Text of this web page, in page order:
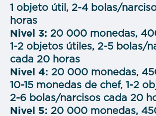
1 objeto útil, 2-4 bolas/
horas
Nivel 3: 20 000 monedas,
1-2 objetos útiles, 2-5 bolas/
cada 20 horas
Nivel 4: 20 000 monedas,
10-15 monedas de chef, 1-2
2-6 bolas/narcisos cada 20
Nivel 5: 20 000 monedas,